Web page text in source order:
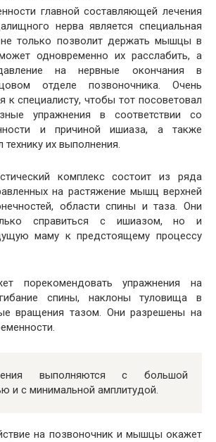
главной составляющей лечения
нерва является специальная
не только позволит держать мышцы в
одновременно их расслабить, а
на нервные окончания в
отделе позвоночника. Очень
к специалисту, чтобы тот посоветовал
упражнения в соответствии со
и причиной ишиаза, а также
технику их выполнения.
комплекс состоит из ряда
на растяжение мышц верхней
области спины и таза. Они
справиться с ишиазом, но и
маму к предстоящему процессу
порекомендовать упражнения на
спины, наклоны туловища в
вращения тазом. Они разрешены на
выполняются с большой
и с минимальной амплитудой.
на позвоночник и мышцы окажет